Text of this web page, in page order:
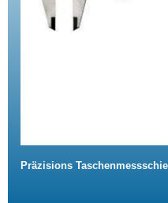
Präzisions